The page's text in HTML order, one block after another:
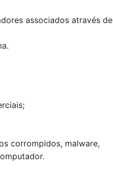
associados através de
corrompidos, malware,